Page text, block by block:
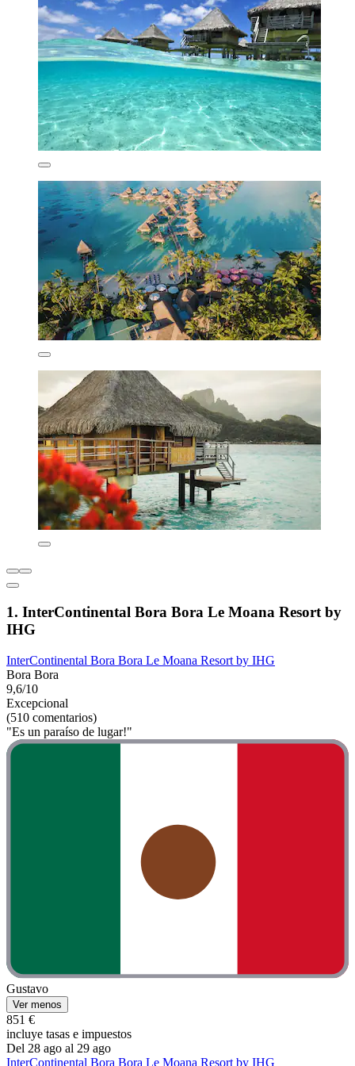
1. InterContinental Bora Bora Le Moana Resort by
IHG
InterContinental Bora Bora Le Moana Resort by IHG
Bora Bora
9,6/10
Excepcional
(510 comentarios)
"Es un paraíso de lugar!"
Gustavo
Ver menos
851 €
incluye tasas e impuestos
Del 28 ago al 29 ago
InterContinental Bora Bora Le Moana Resort by IHG